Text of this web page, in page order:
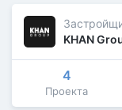
KHAN
4
Проекта